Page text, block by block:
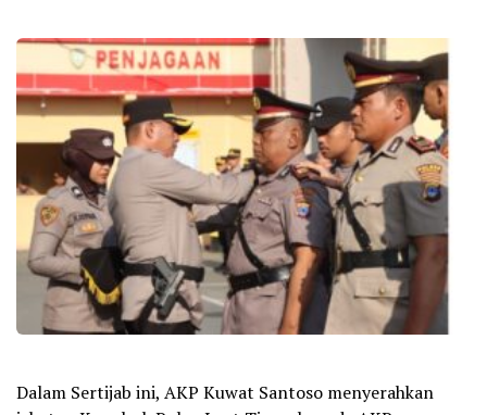
Dalam Sertijab ini, AKP Kuwat Santoso menyerahkan